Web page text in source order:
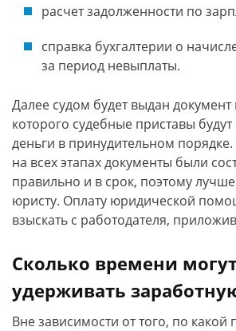
расчет задолженности по
справка бухгалтерии о
за период невыплаты.
Далее судом будет выдан
которого судебные приставы будут
деньги в принудительном
на всех этапах документы были
правильно и в срок, поэтому
юристу. Оплату юридической
взыскать с работодателя,
Сколько времени
удерживать
Вне зависимости от того, по какой